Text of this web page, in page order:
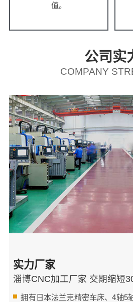
值。
公司实
COMPANY
实力厂家
淄博CNC加工厂家 交期缩短
拥有日本法兰克精密车床、4轴5